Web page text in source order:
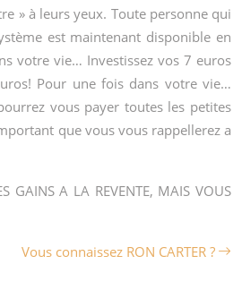
» à leurs yeux. Toute personne qui
est maintenant disponible en
votre vie… Investissez vos 7 euros
Pour une fois dans votre vie…
vous payer toutes les petites
que vous vous rappellerez a
A LA REVENTE, MAIS VOUS
Vous connaissez RON CARTER ?